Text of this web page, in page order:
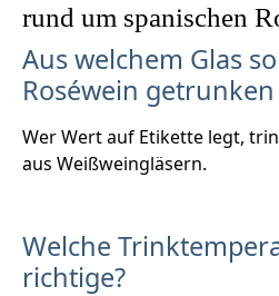
rund um spanischen
Aus welchem Glas
Roséwein
Wer Wert auf Etikette legt,
aus Weißweingläsern.
Welche
richtige?